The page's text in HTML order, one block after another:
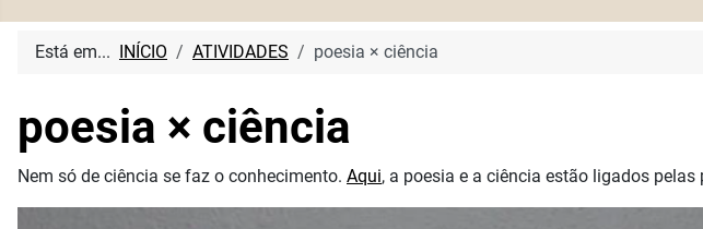
Está em... INÍCIO ATIVIDADES poesia × ciência
poesia × ciência
Nem só de ciência se faz o conhecimento. Aqui, a poesia e a ciência estão ligados pelas